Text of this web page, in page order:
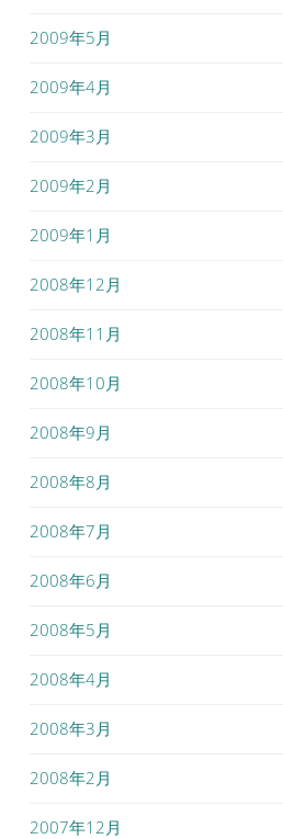
2009年5月
2009年4月
2009年3月
2009年2月
2009年1月
2008年12月
2008年11月
2008年10月
2008年9月
2008年8月
2008年7月
2008年6月
2008年5月
2008年4月
2008年3月
2008年2月
2007年12月